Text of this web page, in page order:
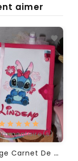
aimer
P
Rotège Carnet De Santé...